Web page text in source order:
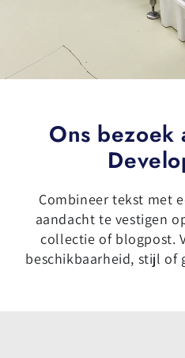
Ons bezoek
Combineer tekst met
aandacht te vestigen
collectie of blogpost.
beschikbaarheid, stijl of